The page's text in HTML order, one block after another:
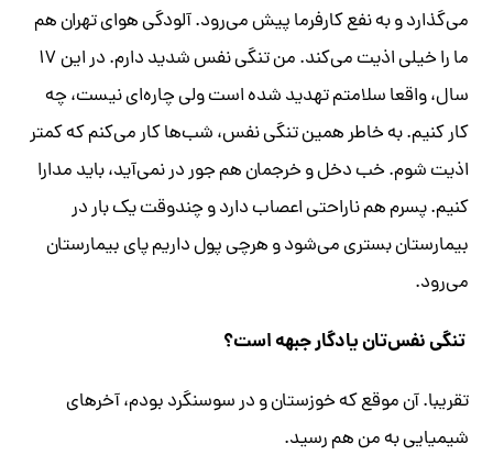
می‌گذارد و به نفع کارفرما پیش می‌رود. آلودگی هوای تهران هم
ما را خیلی اذیت می‌کند. من تنگی نفس شدید دارم. در این ۱۷
سال، واقعا سلامتم تهدید شده است ولی چاره‌ای نیست، چه
کار کنیم. به خاطر همین تنگی نفس، شب‌ها کار می‌کنم که کمتر
اذیت شوم. خب دخل و خرجمان هم جور در نمی‌آید، باید مدارا
کنیم. پسرم هم ناراحتی اعصاب دارد و چندوقت یک بار در
بیمارستان بستری می‌شود و هرچی پول داریم پای بیمارستان
می‌رود.
تنگی نفس‌تان یادگار جبهه است؟
تقریبا. آن موقع که خوزستان و در سوسنگرد بودم، آخرهای
شیمیایی به من هم رسید.